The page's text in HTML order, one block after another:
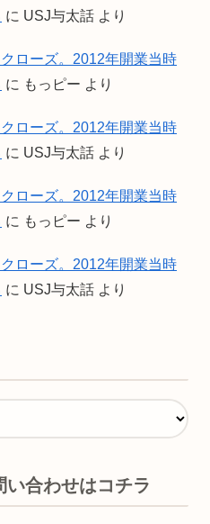
に USJ与太話 より
ローズ。2012年開業当時
に もっピー より
ローズ。2012年開業当時
に USJ与太話 より
ローズ。2012年開業当時
に もっピー より
ローズ。2012年開業当時
に USJ与太話 より
い合わせはコチラ